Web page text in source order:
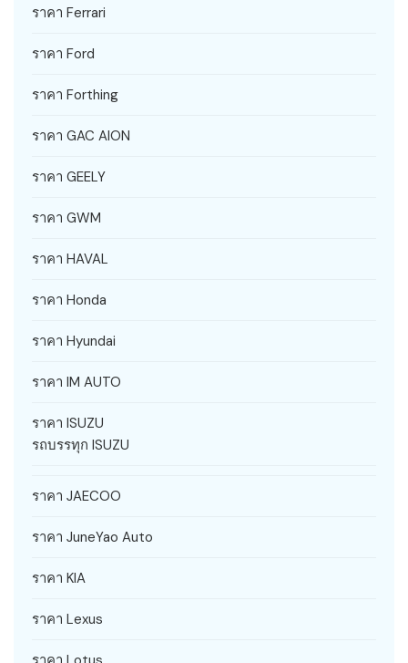
ราคา Ferrari
ราคา Ford
ราคา Forthing
ราคา GAC AION
ราคา GEELY
ราคา GWM
ราคา HAVAL
ราคา Honda
ราคา Hyundai
ราคา IM AUTO
ราคา ISUZU
รถบรรทุก ISUZU
ราคา JAECOO
ราคา JuneYao Auto
ราคา KIA
ราคา Lexus